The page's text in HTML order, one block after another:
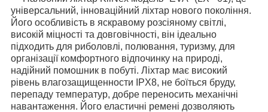
універсальний, інноваційний ліхтар нового покоління.
Його особливість в яскравому розсіяному світлі,
високій міцності та довговічності, він ідеально
підходить для риболовлі, полювання, туризму, для
організації комфортного відпочинку на природі,
надійний помошник в побуті. Ліхтар має високий
рівень влагозащищенности IPX8, не боїться бруду,
перепаду температур, добре переносить механічні
навантаження. Його еластичні ремені дозволяють